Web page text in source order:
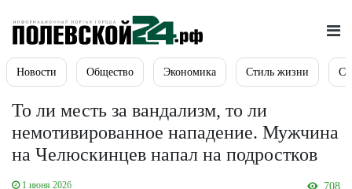
Новости Общество Экономика Стиль жизни
То ли месть за вандализм, то ли
немотивированное нападение. Мужчина
на Челюскинцев напал на подростков
1 июня 2026 708